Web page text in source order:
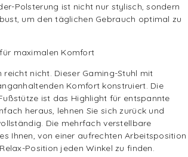
Polsterung ist nicht nur stylisch, sondern
um den täglichen Gebrauch optimal zu
maximalen Komfort
reicht nicht. Dieser Gaming-Stuhl mit
Komfort konstruiert. Die
ist das Highlight für entspannte
heraus, lehnen Sie sich zurück und
Die mehrfach verstellbare
Ihnen, von einer aufrechten Arbeitsposition
Position jeden Winkel zu finden.